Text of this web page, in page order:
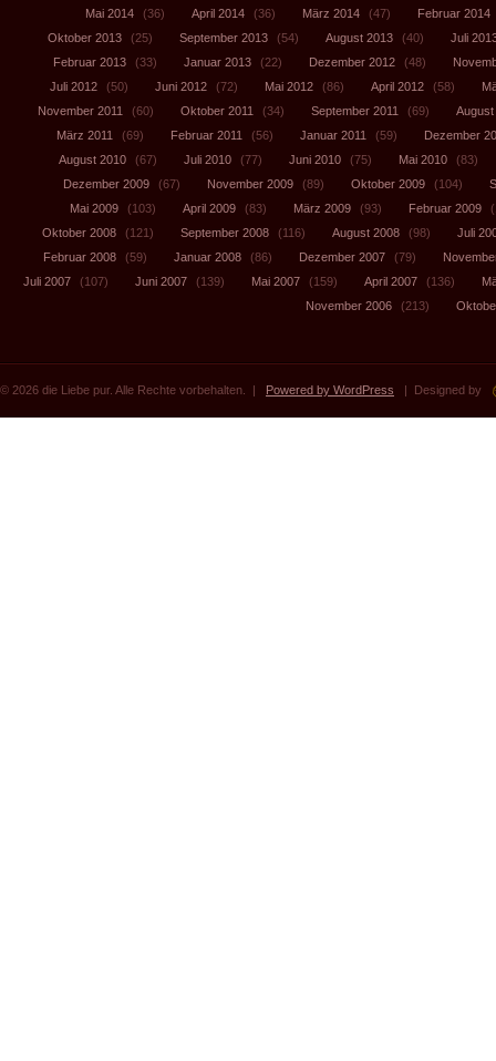
Mai 2014
(36) April 2014 (36) März 2014 (47) Februar 2014
Oktober 2013
(25) September 2013 (54) August 2013 (40)
Juli
Februar 2013
(33) Januar 2013 (22) Dezember 2012 (48)
Juli 2012
(50) Juni 2012 (72) Mai 2012 (86) April 2012 (58)
November 2011
(60) Oktober 2011 (34) September 2011 (69)
August
März 2011
(69) Februar 2011 (56) Januar 2011 (59)
Dezember
August 2010
(67) Juli 2010 (77) Juni 2010 (75) Mai 2010
(83)
Dezember 2009
(67) November 2009 (89) Oktober 2009 (104)
Mai 2009
(103) April 2009 (83) März 2009 (93) Februar 2009
Oktober 2008
(121) September 2008 (116) August 2008 (98)
Juli
Februar 2008
(59) Januar 2008 (86) Dezember 2007 (79)
Juli 2007
(107) Juni 2007 (139) Mai 2007 (159) April 2007 (136)
November 2006
(213)
© 2026 die Liebe pur. Alle Rechte vorbehalten. | Powered by WordPress | Designed by